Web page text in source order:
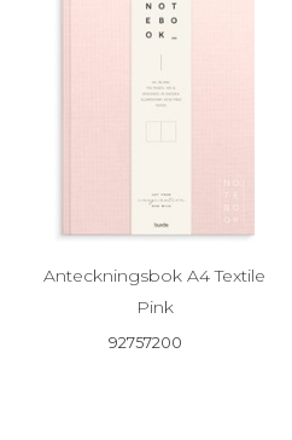
Anteckningsbok A4 Textile
Pink
92757200